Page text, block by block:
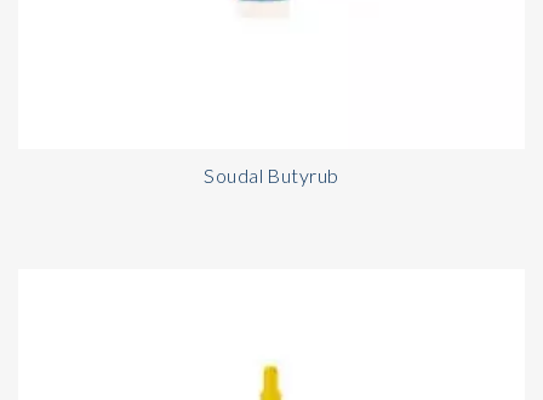
Soudal Butyrub